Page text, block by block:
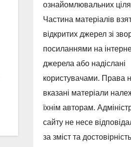
ознайомлювальних
Частина матеріалів
відкритих джерел зі
посиланнями на
джерела або надіслані
користувачами. Права
вказані матеріали
їхнім авторам.
сайту не несе
за зміст та достовірність